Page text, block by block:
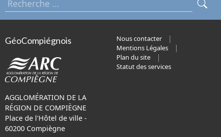
GéoCompiégnois
AGGLOMÉRATION DE LA
RÉGION DE COMPIÈGNE
Place de l'Hôtel de ville -
60200 Compiègne
Nous contacter
Mentions Légales
Plan du site
Statut des services